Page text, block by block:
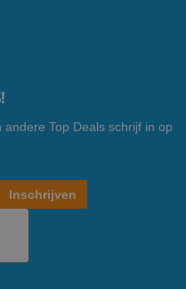
Top Deals schrijf in op
Inschrijven